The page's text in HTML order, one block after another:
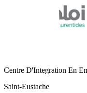
Centre D'Integration En
Saint-Eustache